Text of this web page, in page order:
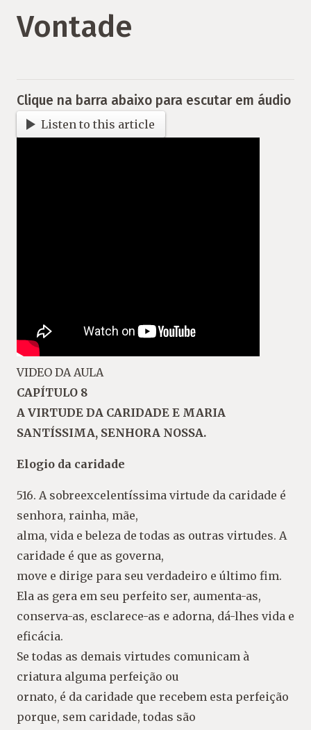
Vontade
Clique na barra abaixo para escutar em áudio
Listen to this article
VIDEO DA AULA
CAPÍTULO 8
A VIRTUDE DA CARIDADE E MARIA
SANTÍSSIMA, SENHORA NOSSA.
Elogio da caridade
516. A sobreexcelentíssima virtude da caridade é
senhora, rainha, mãe,
alma, vida e beleza de todas as outras virtudes. A
caridade é que as governa,
move e dirige para seu verdadeiro e último fim.
Ela as gera em seu perfeito ser, aumenta-as,
conserva-as, esclarece-as e adorna, dá-lhes vida e
eficácia.
Se todas as demais virtudes comunicam à
criatura alguma perfeição ou
ornato, é da caridade que recebem esta perfeição
porque, sem caridade, todas são